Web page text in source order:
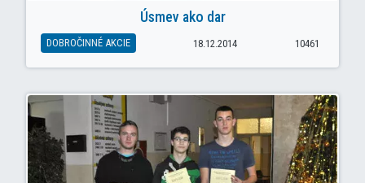
Úsmev ako dar
DOBROČINNÉ AKCIE 18.12.2014 10461